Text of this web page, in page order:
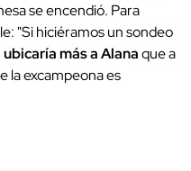
se encendió. Para
"Si hiciéramos un sondeo
más a Alanaque a
la excampeona es